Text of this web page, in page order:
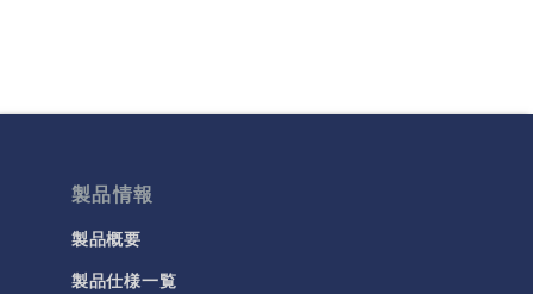
製品情報
製品概要
製品仕様一覧